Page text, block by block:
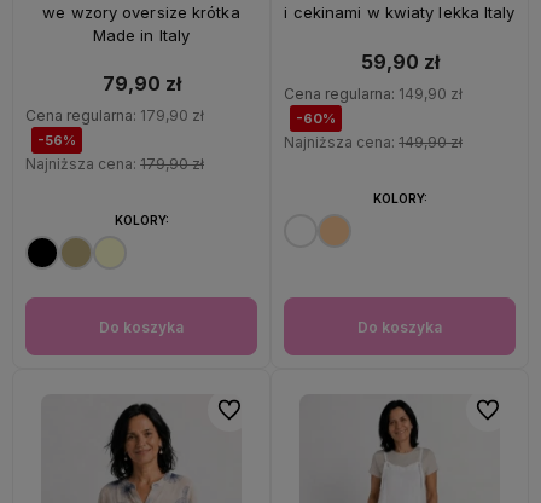
we wzory oversize krótka
Made in Italy
79,90 zł
Cena regularna: 179,90 zł
-56%
Najniższa cena: 179,90 zł
Do koszyka
KOLORY:
i cekinami w kwiaty lekka Italy
59,90 zł
Cena regularna: 149,90 zł
-60%
Najniższa cena: 149,90 zł
Do koszyka
KOLORY:
Do ulubionych Do